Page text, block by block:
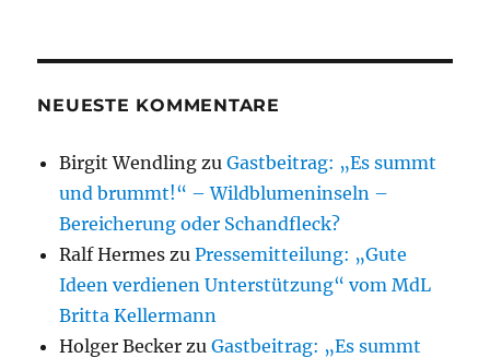
NEUESTE KOMMENTARE
Birgit Wendling zuGastbeitrag: „Es summt
und brummt!“ – Wildblumeninseln –
Bereicherung oder Schandfleck?
Ralf Hermes zuPressemitteilung: „Gute
Ideen verdienen Unterstützung“ vom MdL
Britta Kellermann
Holger Becker zuGastbeitrag: „Es summt